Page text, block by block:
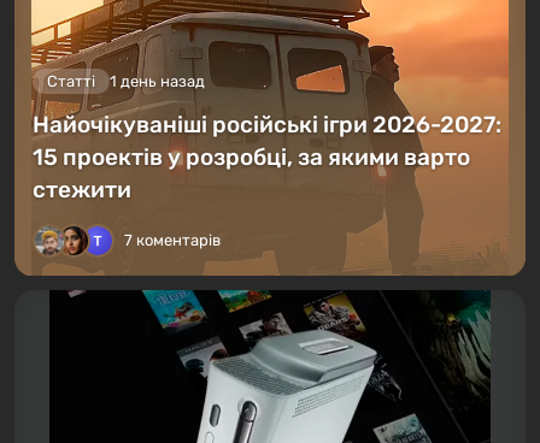
Статті 1 день назад
Найочікуваніші російські ігри 2026-2027:
15 проектів у розробці, за якими варто
стежити
7 коментарів